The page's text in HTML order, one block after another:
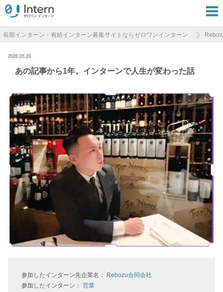
長期インターン・有給インターン募集サイトならゼロワンインターン
2026.05.20
あの記事から1年。インターンで人生が変わった話
参加したインターン先企業名：
Rebozu合同会社
参加したインターン： 営業